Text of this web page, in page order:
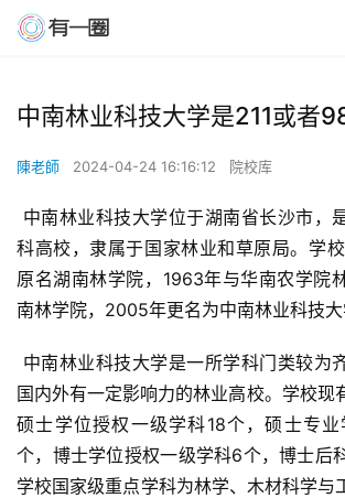
中南林业科技大学是211或者
陳老師 2024-04-24 16:16:12 院校库
科高校，隶属于国家林业和草原局。学校
原名湖南林学院，1963年与华南农学院
南林学院，2005年更名为中南林业科技大
国内外有一定影响力的林业高校。学校现
硕士学位授权一级学科18个，硕士专
个，博士学位授权一级学科6个，博士后
学校国家级重点学科为林学、木材科学与